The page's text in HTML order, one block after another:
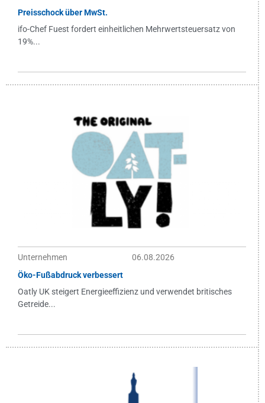
Preisschock über MwSt.
ifo-Chef Fuest fordert einheitlichen Mehrwertsteuersatz von
19%...
Unternehmen
06.08.2026
Öko-Fußabdruck verbessert
Oatly UK steigert Energieeffizienz und verwendet britisches
Getreide...